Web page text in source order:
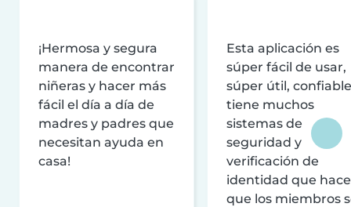
¡Hermosa y segura
manera de encontrar
niñeras y hacer más
fácil el día a día de
madres y padres que
necesitan ayuda en
casa!
Esta aplicación es
súper fácil de usar,
súper útil,
tiene muchos
sistemas de
seguridad y
verificación de
identidad que
que los miembros